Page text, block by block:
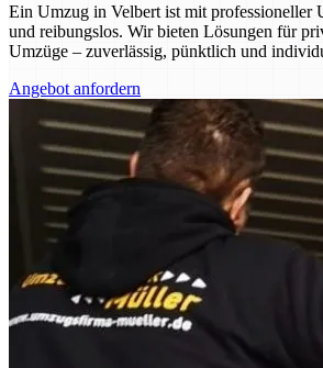
Ein Umzug in Velbert ist mit professioneller
und reibungslos. Wir bieten Lösungen für
Umzüge – zuverlässig, pünktlich und
Angebot anfordern